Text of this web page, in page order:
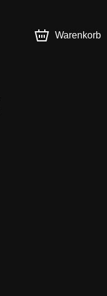
Warenkorb